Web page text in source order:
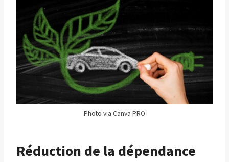
Photo via Canva PRO
Réduction de la dépendance